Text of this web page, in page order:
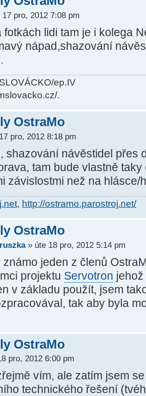
pro, 2012 7:08 pm
fotkách lidi tam je i kolega
nápad,shazování
ep.IV
.
OstraMo
pro, 2012 8:18 pm
shazování návěstidel přes
tam bude vlastně
závislostmi než na hlásce/
, http://ostramo.parostroj.net/
OstraMo
» úte 18 pro, 2012 5:14 pm
známo jeden z členů
projektu Servotron
v základu použít, jsem
tak aby byla
OstraMo
pro, 2012 6:00 pm
vím, ale zatím jsem
technického řešení